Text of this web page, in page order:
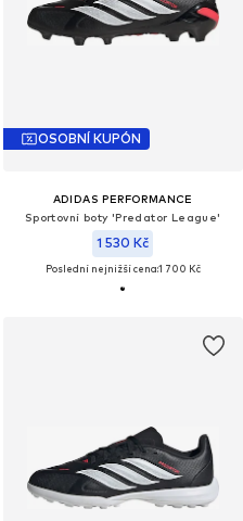
OSOBNÍ KUPÓN
ADIDAS PERFORMANCE
Sportovní boty 'Predator League'
1 530 Kč
Poslední nejnižší cena:1 700 Kč